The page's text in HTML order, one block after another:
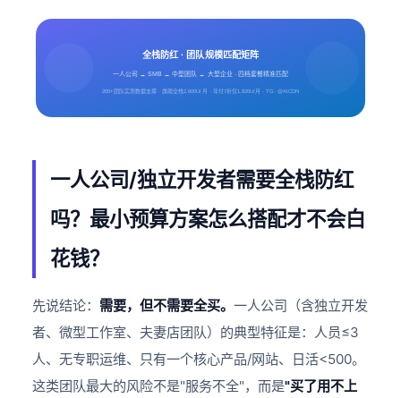
全栈防红 · 团队规模匹配矩阵
一人公司 → SMB → 中型团队 → 大型企业 · 四档套餐精准匹配
200+团队实测数据支撑 · 旗舰全栈2,600U/月 · 年付7折仅1,820U/月 · TG: @AICDN
一人公司/独立开发者需要全栈防红
吗？最小预算方案怎么搭配才不会白
花钱？
先说结论： 需要，但不需要全买。一人公司（含独立开发
者、微型工作室、夫妻店团队）的典型特征是：人员≤3
人、无专职运维、只有一个核心产品/网站、日活<500。
这类团队最大的风险不是"服务不全"，而是"买了用不上